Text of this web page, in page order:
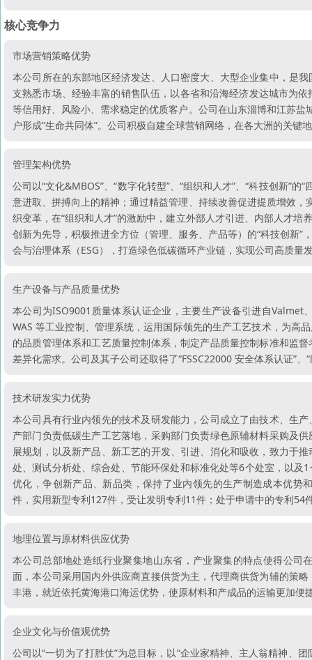
核心竞争力
市场营销策略优势
本公司所在的东部地区经济发达、人口密度大、大型企业集中，是
支熟悉市场、经验丰富的销售队伍，以各省和沿海经济发达城市为
等信用好、风险小、需求稳定的优质客户。公司在山东淄博和江苏
户形成“生命共同体”。公司积极自建全球营销网络，在各大洲的关
管理架构优势
公司以“文化&MBOS”、“数字化转型”、“组织和人才”、“科技创新”
意进取、拼搏向上的精神；通过精益管理、持续改善促进提质增效
织变革，在“组织和人才”的激励中，建立外部人才引进、内部人才
创新为先导，积极推进全方位（管理、服务、产品等）的“科技创新
会与治理体系（ESG），打造绿色低碳循环产业链，实现公司高质量
生产设备与产品质量优势
本公司为ISO9001质量体系认证企业，主要生产设备引进自
WAS 等工业控制、管理系统，运用国际领先的生产工艺技术，为高
的品质管理体系和工艺质量控制体系，制定产品质量控制标准和监
差异化需求。公司及其子公司还取得了“FSSC22000 安全体系认证”、
技术研发实力优势
本公司具有行业内领先的技术及研发能力，公司成立了由技术、生
产部门负责低碳生产工艺落地，采购部门负责绿色原辅材料采购及
展规划，以及新产品、新工艺的开发、引进、消化和吸收，致力于
处、测试分析处、综合处、节能环保处和标准化处等6个处室，以
优化，争创新产品、新品类，保持了业内领先的生产制造成本优
件，实用新型专利127件，受让发明专利11件；处于申请中的专利54
地理位置与原材料供应优势
本公司总部地处造纸行业聚集地山东省，产业聚集的特点使得公
面，本公司采用国内外供应商直接供货为主，代理商供货为辅的策
丰港，就近依托黄海港口海运优势，使原材料和产成品的运输更加便
企业文化与价值观优势
公司以“一切为了打胜仗”为总目标，以“企业家精神、主人翁精神、